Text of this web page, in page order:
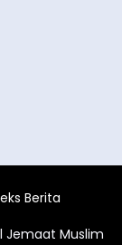
Berita
Jemaat Muslim